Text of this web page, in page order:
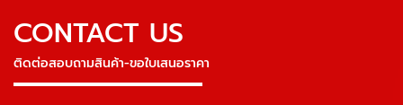
CONTACT US
ติดต่อสอบถามสินค้า-ขอใบเสนอราคา
▬▬▬▬▬▬▬▬▬▬▬▬▬▬▬